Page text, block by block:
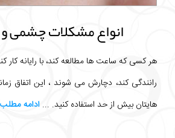
انواع مشکلات چشمی و
هر کسی که ساعت ها مطالعه کند، با رایانه کار
رانندگی کند، دچارش می شوند ، این اتفاق
هایتان بیش از حد استفاده کنید. ... ادامه مطلب